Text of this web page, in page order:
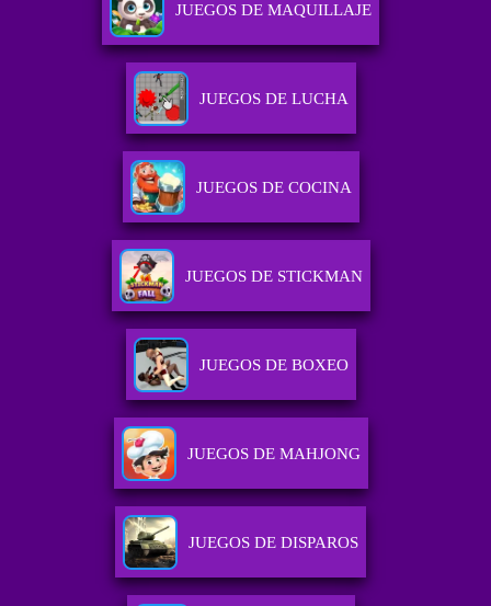
JUEGOS DE MAQUILLAJE
JUEGOS DE LUCHA
JUEGOS DE COCINA
JUEGOS DE STICKMAN
JUEGOS DE BOXEO
JUEGOS DE MAHJONG
JUEGOS DE DISPAROS